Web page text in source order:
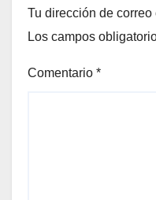
Tu dirección de
Los campos
Comentario *